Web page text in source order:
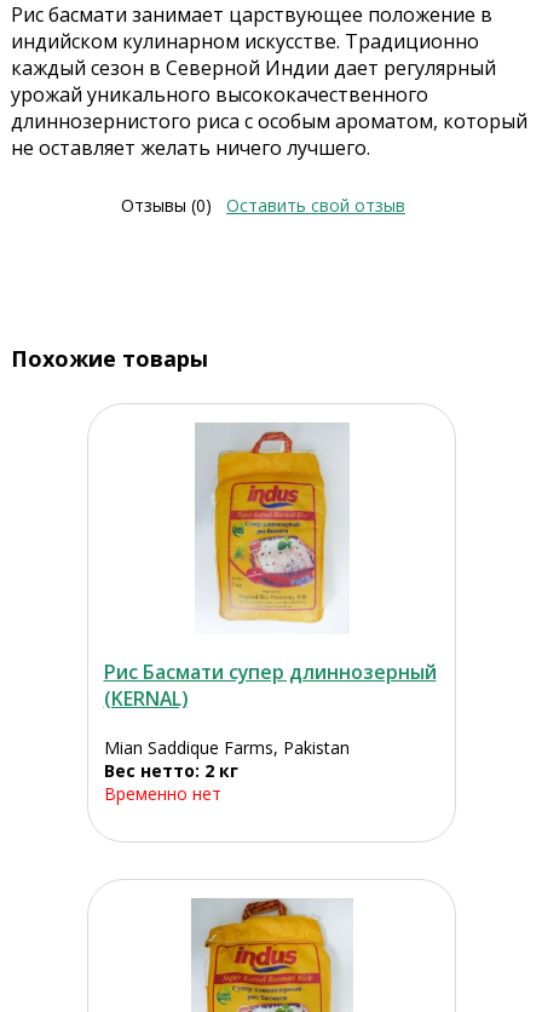
Рис басмати занимает царствующее положение в
индийском кулинарном искусстве. Традиционно
каждый сезон в Северной Индии дает регулярный
урожай уникального высококачественного
длиннозернистого риса с особым ароматом, который
не оставляет желать ничего лучшего.
Отзывы (0) Оставить свой отзыв
Похожие товары
Рис Басмати супер длиннозерный
(KERNAL)
Mian Saddique Farms, Pakistan
Вес нетто: 2 кг
Временно нет